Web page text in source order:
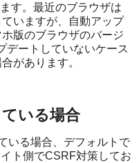
す。最近のブラウザは
いますが、自動アップ
版のブラウザのバージ
デートしていないケース
があります。
いる場合
いる場合、デフォルトで
ト側でCSRF対策してお